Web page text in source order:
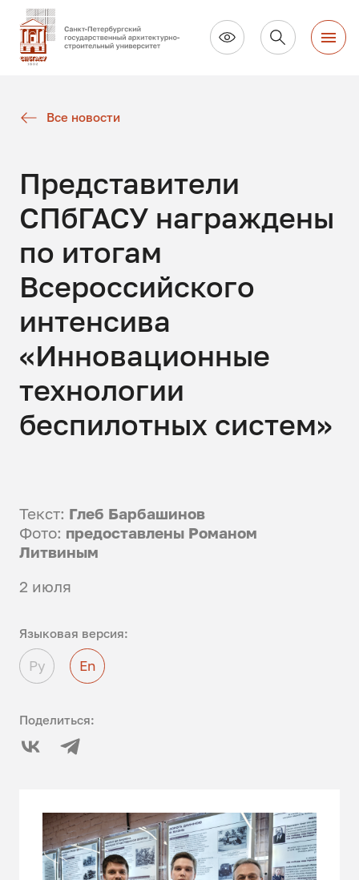
Все новости
Представители
СПбГАСУ награждены
по итогам
Всероссийского
интенсива
«Инновационные
технологии
беспилотных систем»
Текст: Глеб Барбашинов
Фото: предоставлены Романом
Литвиным
2 июля
Языковая версия:
Ру En
Поделиться: